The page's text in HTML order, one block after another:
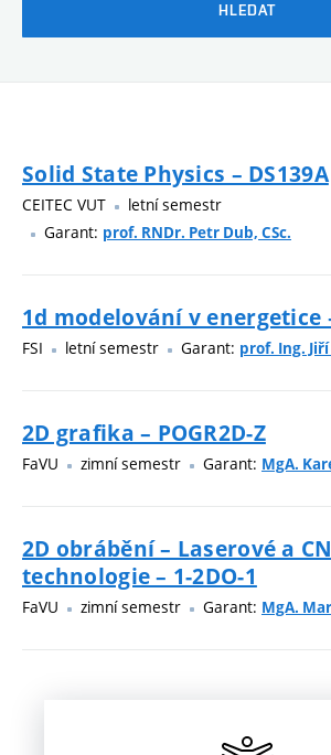
HLEDAT
Solid State Physics – DS139A
CEITEC VUT
letní semestr
Garant: prof. RNDr. Petr Dub, CSc.
1d modelování v energetice
FSI letní semestr Garant: prof. Ing.
2D grafika – POGR2D-Z
FaVU zimní semestr Garant: MgA.
2D obrábění – Laserové a
technologie – 1-2DO-1
FaVU zimní semestr Garant: MgA.